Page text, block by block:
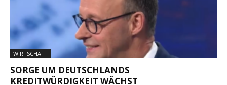
WIRTSCHAFT
SORGE UM DEUTSCHLANDS
KREDITWÜRDIGKEIT WÄCHST